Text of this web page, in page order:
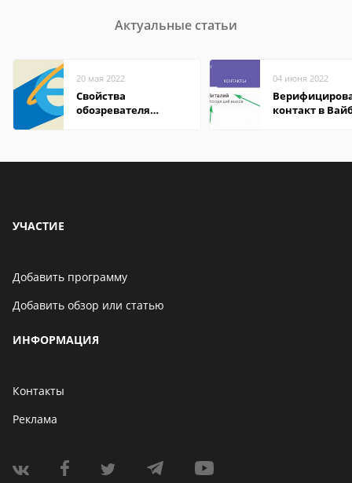
Актуальные статьи
20 мая 2022
Свойства
обозревателя
04 июня 2022
контакт в
УЧАСТИЕ
Добавить программу
Добавить обзор или статью
ИНФОРМАЦИЯ
Контакты
Реклама